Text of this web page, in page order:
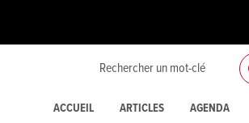
ACCUEIL ARTICLES AGENDA